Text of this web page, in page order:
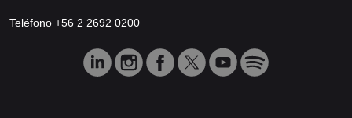
Teléfono +56 2 2692 0200